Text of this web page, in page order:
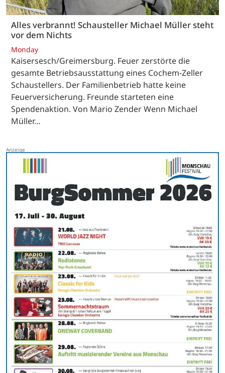
Alles verbrannt! Schausteller Michael Müller steht
vor dem Nichts
Monday
Kaisersesch/Greimersburg. Feuer zerstörte die
gesamte Betriebsausstattung eines Cochem-Zeller
Schaustellers. Der Familienbetrieb hatte keine
Feuerversicherung. Freunde starteten eine
Spendenaktion. Von Mario Zender Wenn Michael
Müller…